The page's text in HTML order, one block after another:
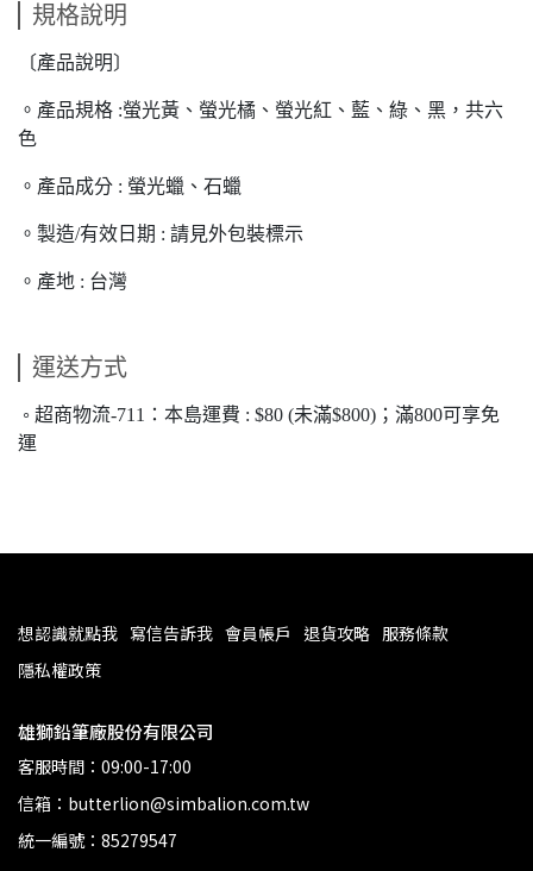
規格說明
〔產品說明〕
。產品規格 :螢光黃、螢光橘、螢光紅、藍、綠、黑，共六
色
。產品成分 : 螢光蠟、石蠟
。製造/有效日期 : 請見外包裝標示
。產地 : 台灣
運送方式
。 超商物流-711：本島運費 : $80 (未滿$800)；滿800可享免
運
想認識就點我 寫信告訴我 會員帳戶 退貨攻略 服務條款
隱私權政策
雄獅鉛筆廠股份有限公司
客服時間：09:00-17:00
信箱：butterlion@simbalion.com.tw
統一編號：85279547